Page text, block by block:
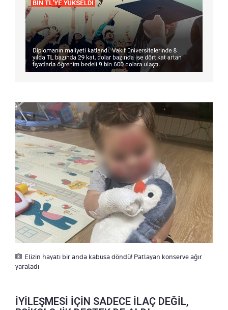
Elizin hayatı bir anda kabusa döndü! Patlayan konserve ağır
yaraladı
İYİLEŞMESİ İÇİN SADECE İLAÇ DEĞİL,